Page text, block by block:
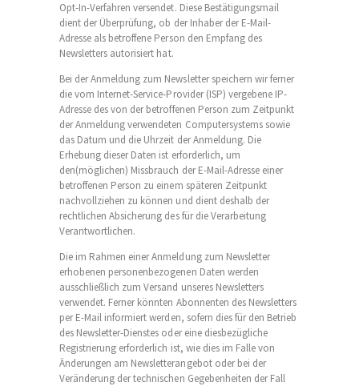
Opt-In-Verfahren versendet. Diese Bestätigungsmail
dient der Überprüfung, ob der Inhaber der E-Mail-
Adresse als betroffene Person den Empfang des
Newsletters autorisiert hat.
Bei der Anmeldung zum Newsletter speichern wir ferner
die vom Internet-Service-Provider (ISP) vergebene IP-
Adresse des von der betroffenen Person zum Zeitpunkt
der Anmeldung verwendeten Computersystems sowie
das Datum und die Uhrzeit der Anmeldung. Die
Erhebung dieser Daten ist erforderlich, um
den(möglichen) Missbrauch der E-Mail-Adresse einer
betroffenen Person zu einem späteren Zeitpunkt
nachvollziehen zu können und dient deshalb der
rechtlichen Absicherung des für die Verarbeitung
Verantwortlichen.
Die im Rahmen einer Anmeldung zum Newsletter
erhobenen personenbezogenen Daten werden
ausschließlich zum Versand unseres Newsletters
verwendet. Ferner könnten Abonnenten des Newsletters
per E-Mail informiert werden, sofern dies für den Betrieb
des Newsletter-Dienstes oder eine diesbezügliche
Registrierung erforderlich ist, wie dies im Falle von
Änderungen am Newsletterangebot oder bei der
Veränderung der technischen Gegebenheiten der Fall